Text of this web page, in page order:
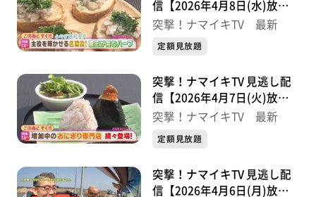
信【2026年4月8日(水)放送
分】
突撃！ナマイキTV 最新
定額見放題
突撃！ナマイキTV 見逃し配
信【2026年4月7日(火)放送
分】
突撃！ナマイキTV 最新
定額見放題
突撃！ナマイキTV 見逃し配
信【2026年4月6日(月)放送